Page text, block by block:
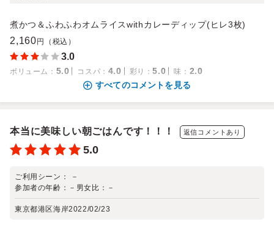
煮かつ＆ふわふわオムライスwithカレーディップ(ヒレ3枚)
2,160 円（税込）
3.0
ボリューム ： 5.0 コスパ ： 4.0 彩り ：5.0 味 ： 2.0
すべてのコメントを見る
本当に美味しい朝ごはんです！！！ 返信コメントあり
5.0
ご利用シーン：
－
参加者の年齢： － 男女比： －
東京都港区海岸2022/02/23